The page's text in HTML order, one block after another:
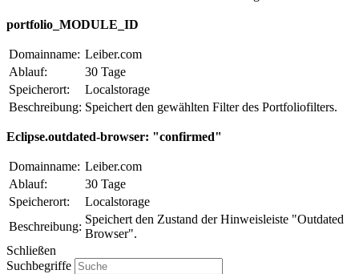
portfolio_MODULE_ID
Domainname: Leiber.com
Ablauf:
30 Tage
Speicherort:
Localstorage
Beschreibung: Speichert den gewählten Filter des Portfoliofilters.
Eclipse.outdated-browser: "confirmed"
Domainname: Leiber.com
Ablauf:
30 Tage
Speicherort:
Localstorage
Beschreibung:
Speichert den Zustand der Hinweisleiste "Outdated
Browser".
Schließen
Suchbegriffe